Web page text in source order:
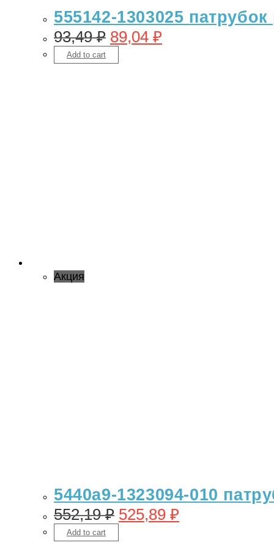
555142-1303025
93,49₽ 89,04 ₽
Add to cart
Акция
5440а9-1323094-010
552,19₽ 525,89 ₽
Add to cart